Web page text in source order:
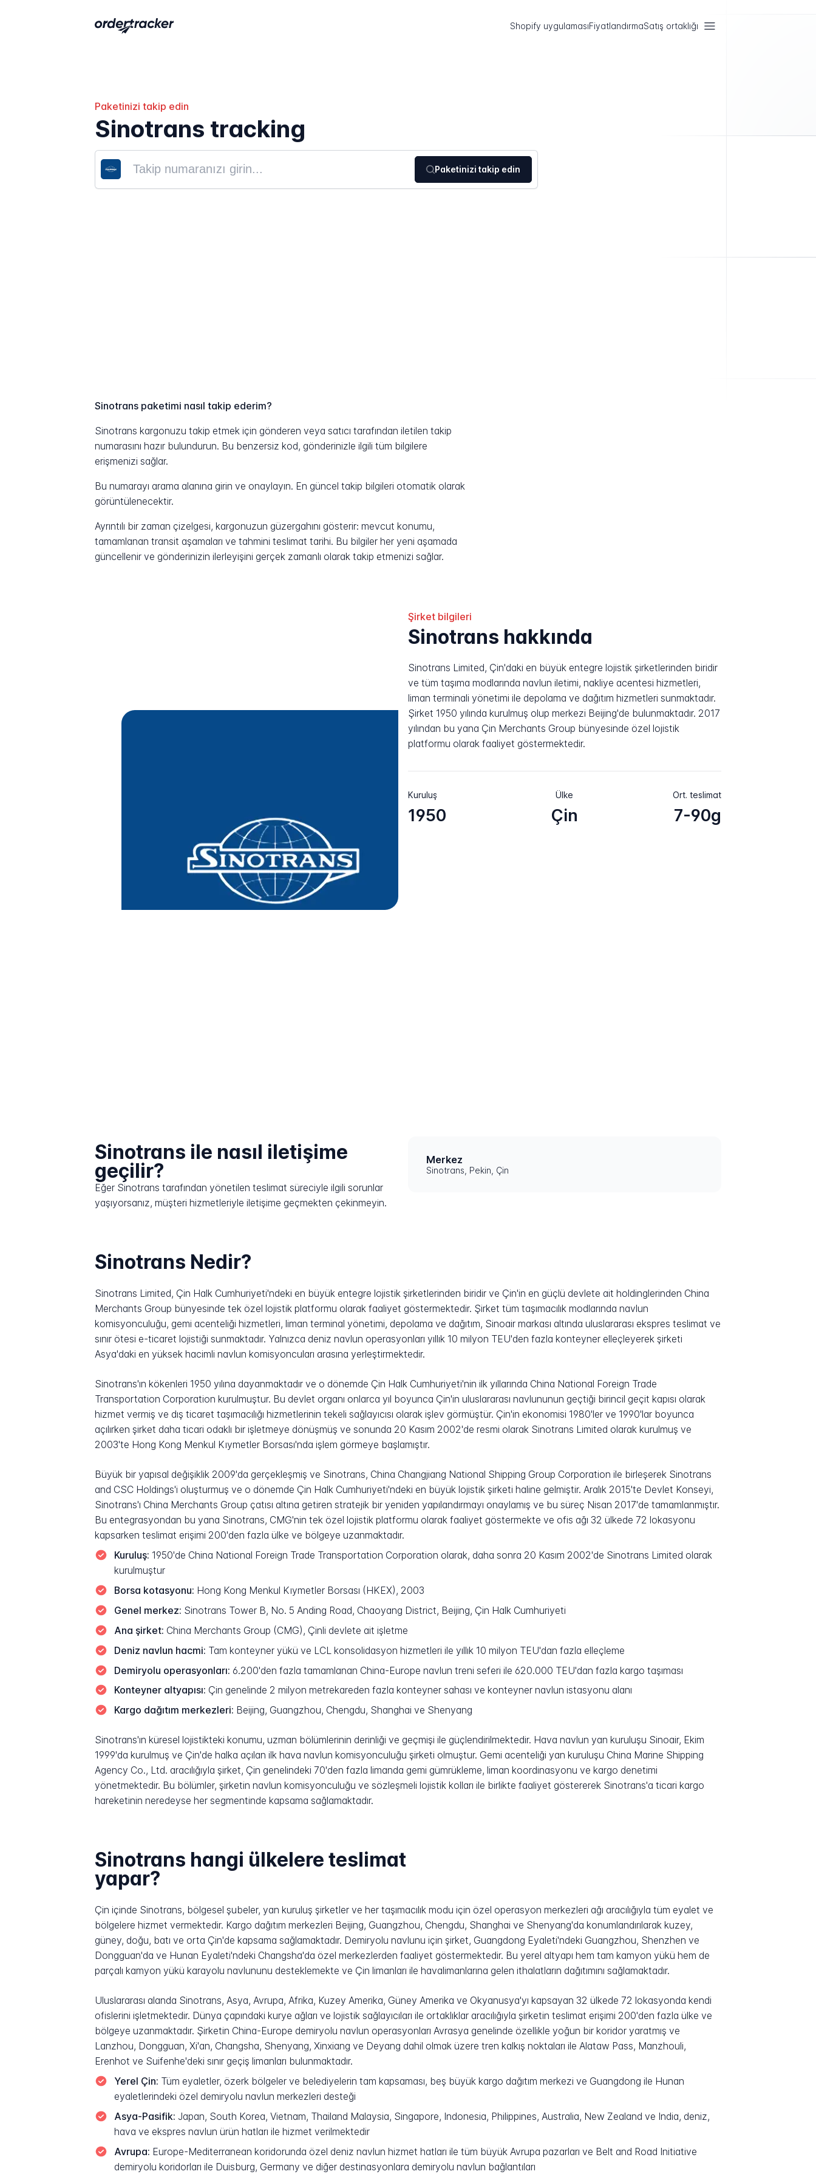
Shopify uygulamasıFiyatlandırmaSatış ortaklığı
Paketinizi takip edin
Sinotrans tracking
Paketinizi takip edin
Sinotrans paketimi nasıl takip ederim?
Sinotrans kargonuzu takip etmek için gönderen veya satıcı tarafından iletilen takip
numarasını hazır bulundurun. Bu benzersiz kod, gönderinizle ilgili tüm bilgilere
erişmenizi sağlar.
Bu numarayı arama alanına girin ve onaylayın. En güncel takip bilgileri otomatik olarak
görüntülenecektir.
Ayrıntılı bir zaman çizelgesi, kargonuzun güzergahını gösterir: mevcut konumu,
tamamlanan transit aşamaları ve tahmini teslimat tarihi. Bu bilgiler her yeni aşamada
güncellenir ve gönderinizin ilerleyişini gerçek zamanlı olarak takip etmenizi sağlar.
Şirket bilgileri
Sinotrans hakkında
Sinotrans Limited, Çin'daki en büyük entegre lojistik şirketlerinden biridir
ve tüm taşıma modlarında navlun iletimi, nakliye acentesi hizmetleri,
liman terminali yönetimi ile depolama ve dağıtım hizmetleri sunmaktadır.
Şirket 1950 yılında kurulmuş olup merkezi Beijing'de bulunmaktadır. 2017
yılından bu yana Çin Merchants Group bünyesinde özel lojistik
platformu olarak faaliyet göstermektedir.
Kuruluş
1950
Ülke
Çin
Ort. teslimat
7-90g
Sinotrans ile nasıl iletişime
geçilir?
Eğer Sinotrans tarafından yönetilen teslimat süreciyle ilgili sorunlar
yaşıyorsanız, müşteri hizmetleriyle iletişime geçmekten çekinmeyin.
Merkez
Sinotrans, Pekin, Çin
Sinotrans Nedir?
Sinotrans Limited, Çin Halk Cumhuriyeti'ndeki en büyük entegre lojistik şirketlerinden biridir ve Çin'in en güçlü devlete ait holdinglerinden China
Merchants Group bünyesinde tek özel lojistik platformu olarak faaliyet göstermektedir. Şirket tüm taşımacılık modlarında navlun
komisyonculuğu, gemi acenteliği hizmetleri, liman terminal yönetimi, depolama ve dağıtım, Sinoair markası altında uluslararası ekspres teslimat ve
sınır ötesi e-ticaret lojistiği sunmaktadır. Yalnızca deniz navlun operasyonları yıllık 10 milyon TEU'den fazla konteyner elleçleyerek şirketi
Asya'daki en yüksek hacimli navlun komisyoncuları arasına yerleştirmektedir.
Sinotrans'ın kökenleri 1950 yılına dayanmaktadır ve o dönemde Çin Halk Cumhuriyeti'nin ilk yıllarında China National Foreign Trade
Transportation Corporation kurulmuştur. Bu devlet organı onlarca yıl boyunca Çin'in uluslararası navlununun geçtiği birincil geçit kapısı olarak
hizmet vermiş ve dış ticaret taşımacılığı hizmetlerinin tekeli sağlayıcısı olarak işlev görmüştür. Çin'in ekonomisi 1980'ler ve 1990'lar boyunca
açılırken şirket daha ticari odaklı bir işletmeye dönüşmüş ve sonunda 20 Kasım 2002'de resmi olarak Sinotrans Limited olarak kurulmuş ve
2003'te Hong Kong Menkul Kıymetler Borsası'nda işlem görmeye başlamıştır.
Büyük bir yapısal değişiklik 2009'da gerçekleşmiş ve Sinotrans, China Changjiang National Shipping Group Corporation ile birleşerek Sinotrans
and CSC Holdings'i oluşturmuş ve o dönemde Çin Halk Cumhuriyeti'ndeki en büyük lojistik şirketi haline gelmiştir. Aralık 2015'te Devlet Konseyi,
Sinotrans'ı China Merchants Group çatısı altına getiren stratejik bir yeniden yapılandırmayı onaylamış ve bu süreç Nisan 2017'de tamamlanmıştır.
Bu entegrasyondan bu yana Sinotrans, CMG'nin tek özel lojistik platformu olarak faaliyet göstermekte ve ofis ağı 32 ülkede 72 lokasyonu
kapsarken teslimat erişimi 200'den fazla ülke ve bölgeye uzanmaktadır.
Kuruluş: 1950'de China National Foreign Trade Transportation Corporation olarak, daha sonra 20 Kasım 2002'de Sinotrans Limited olarak
kurulmuştur
Borsa kotasyonu: Hong Kong Menkul Kıymetler Borsası (HKEX), 2003
Genel merkez: Sinotrans Tower B, No. 5 Anding Road, Chaoyang District, Beijing, Çin Halk Cumhuriyeti
Ana şirket: China Merchants Group (CMG), Çinli devlete ait işletme
Deniz navlun hacmi: Tam konteyner yükü ve LCL konsolidasyon hizmetleri ile yıllık 10 milyon TEU'dan fazla elleçleme
Demiryolu operasyonları: 6.200'den fazla tamamlanan China-Europe navlun treni seferi ile 620.000 TEU'dan fazla kargo taşıması
Konteyner altyapısı: Çin genelinde 2 milyon metrekareden fazla konteyner sahası ve konteyner navlun istasyonu alanı
Kargo dağıtım merkezleri: Beijing, Guangzhou, Chengdu, Shanghai ve Shenyang
Sinotrans'ın küresel lojistikteki konumu, uzman bölümlerinin derinliği ve geçmişi ile güçlendirilmektedir. Hava navlun yan kuruluşu Sinoair, Ekim
1999'da kurulmuş ve Çin'de halka açılan ilk hava navlun komisyonculuğu şirketi olmuştur. Gemi acenteliği yan kuruluşu China Marine Shipping
Agency Co., Ltd. aracılığıyla şirket, Çin genelindeki 70'den fazla limanda gemi gümrükleme, liman koordinasyonu ve kargo denetimi
yönetmektedir. Bu bölümler, şirketin navlun komisyonculuğu ve sözleşmeli lojistik kolları ile birlikte faaliyet göstererek Sinotrans'a ticari kargo
hareketinin neredeyse her segmentinde kapsama sağlamaktadır.
Sinotrans hangi ülkelere teslimat
yapar?
Çin içinde Sinotrans, bölgesel şubeler, yan kuruluş şirketler ve her taşımacılık modu için özel operasyon merkezleri ağı aracılığıyla tüm eyalet ve
bölgelere hizmet vermektedir. Kargo dağıtım merkezleri Beijing, Guangzhou, Chengdu, Shanghai ve Shenyang'da konumlandırılarak kuzey,
güney, doğu, batı ve orta Çin'de kapsama sağlamaktadır. Demiryolu navlunu için şirket, Guangdong Eyaleti'ndeki Guangzhou, Shenzhen ve
Dongguan'da ve Hunan Eyaleti'ndeki Changsha'da özel merkezlerden faaliyet göstermektedir. Bu yerel altyapı hem tam kamyon yükü hem de
parçalı kamyon yükü karayolu navlununu desteklemekte ve Çin limanları ile havalimanlarına gelen ithalatların dağıtımını sağlamaktadır.
Uluslararası alanda Sinotrans, Asya, Avrupa, Afrika, Kuzey Amerika, Güney Amerika ve Okyanusya'yı kapsayan 32 ülkede 72 lokasyonda kendi
ofislerini işletmektedir. Dünya çapındaki kurye ağları ve lojistik sağlayıcıları ile ortaklıklar aracılığıyla şirketin teslimat erişimi 200'den fazla ülke ve
bölgeye uzanmaktadır. Şirketin China-Europe demiryolu navlun operasyonları Avrasya genelinde özellikle yoğun bir koridor yaratmış ve
Lanzhou, Dongguan, Xi'an, Changsha, Shenyang, Xinxiang ve Deyang dahil olmak üzere tren kalkış noktaları ile Alataw Pass, Manzhouli,
Erenhot ve Suifenhe'deki sınır geçiş limanları bulunmaktadır.
Yerel Çin: Tüm eyaletler, özerk bölgeler ve belediyelerin tam kapsaması, beş büyük kargo dağıtım merkezi ve Guangdong ile Hunan
eyaletlerindeki özel demiryolu navlun merkezleri desteği
Asya-Pasifik: Japan, South Korea, Vietnam, Thailand Malaysia, Singapore, Indonesia, Philippines, Australia, New Zealand ve India, deniz,
hava ve ekspres navlun ürün hatları ile hizmet verilmektedir
Avrupa: Europe-Mediterranean koridorunda özel deniz navlun hizmet hatları ile tüm büyük Avrupa pazarları ve Belt and Road Initiative
demiryolu koridorları ile Duisburg, Germany ve diğer destinasyonlara demiryolu navlun bağlantıları